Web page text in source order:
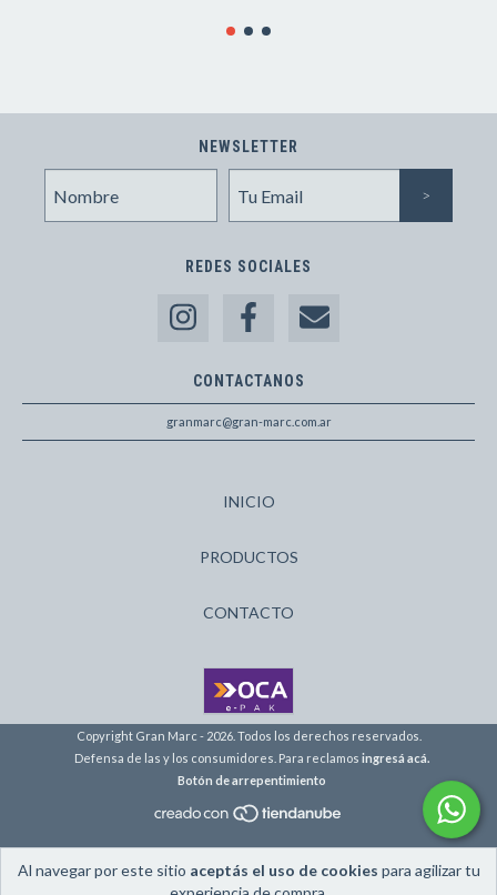
Al navegar por este sitio aceptás el uso de cookies para agilizar tu
NEWSLETTER
REDES SOCIALES
CONTACTANOS
granmarc@gran-marc.com.ar
INICIO
PRODUCTOS
CONTACTO
Copyright Gran Marc - 2026. Todos los derechos reservados.
Defensa de las y los consumidores. Para reclamos ingresá acá.
Botón de arrepentimiento